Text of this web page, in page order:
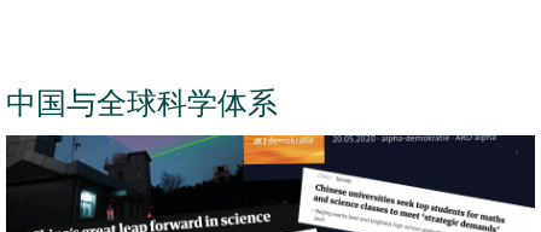
中国与全球科学体系